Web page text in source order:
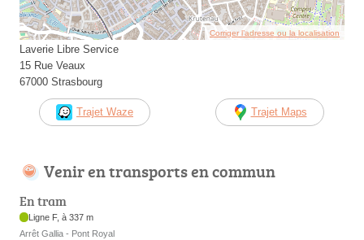
Corriger l’adresse ou la localisation
Laverie Libre Service
15 Rue Veaux
67000 Strasbourg
Trajet Waze Trajet Maps
Venir en transports en commun
En tram
Ligne F, à 337 m
Arrêt Gallia - Pont Royal